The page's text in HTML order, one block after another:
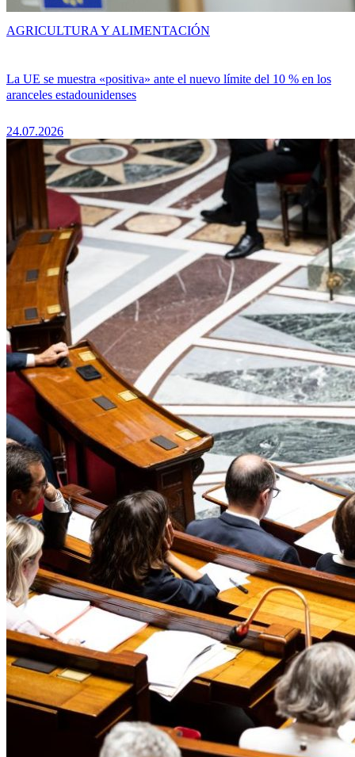
La UE se muestra «positiva» ante el nuevo límite del 10 % en los
aranceles estadounidenses
24.07.2026
AGRICULTURA Y ALIMENTACIÓN